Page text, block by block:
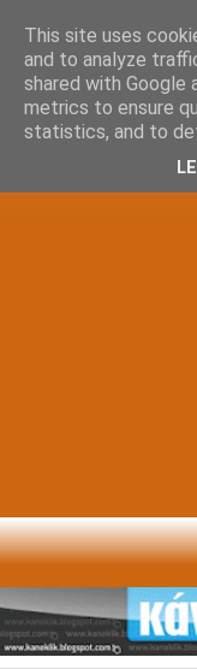
This site uses
and to analyze
shared with Google
metrics to ensure
statistics, and to